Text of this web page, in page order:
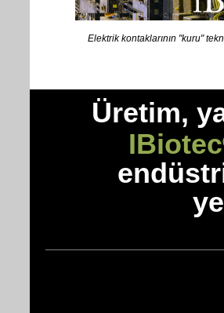
Elektrik kontaklarının "kuru"
Üretim,
IBiotec